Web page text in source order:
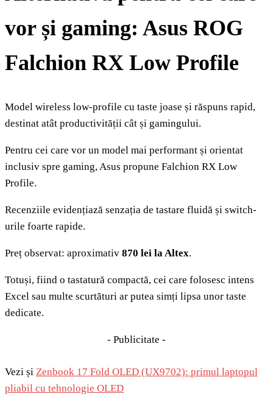
vor și gaming: Asus ROG
Falchion RX Low Profile
Model wireless low-profile cu taste joase și răspuns rapid,
destinat atât productivității cât și gamingului.
Pentru cei care vor un model mai performant și orientat
inclusiv spre gaming, Asus propune Falchion RX Low
Profile.
Recenziile evidențiază senzația de tastare fluidă și switch-
urile foarte rapide.
Preț observat: aproximativ 870 lei la Altex.
Totuși, fiind o tastatură compactă, cei care folosesc intens
Excel sau multe scurtături ar putea simți lipsa unor taste
dedicate.
- Publicitate -
Vezi și Zenbook 17 Fold OLED (UX9702): primul laptopul
pliabil cu tehnologie OLED